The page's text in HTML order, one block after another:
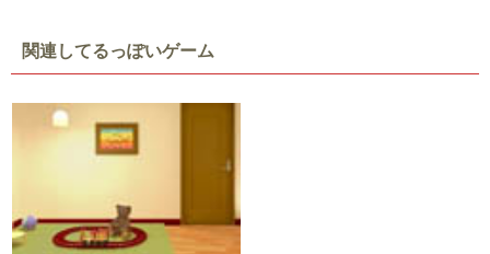
関連してるっぽいゲーム